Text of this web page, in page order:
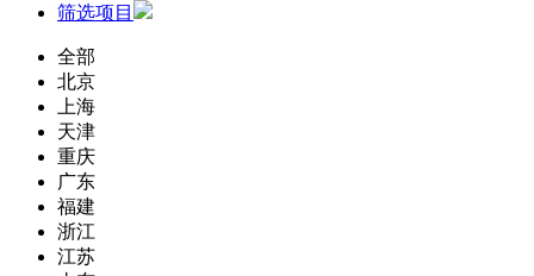
筛选项目
全部
北京
上海
天津
重庆
广东
福建
浙江
江苏